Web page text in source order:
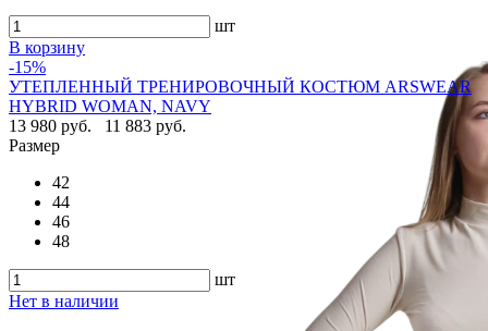
шт
В корзину
-15%
УТЕПЛЕННЫЙ ТРЕНИРОВОЧНЫЙ КОСТЮМ ARSWEAR
HYBRID WOMAN, NAVY
13 980 руб.
11 883 руб.
Размер
42
44
46
48
шт
Нет в наличии